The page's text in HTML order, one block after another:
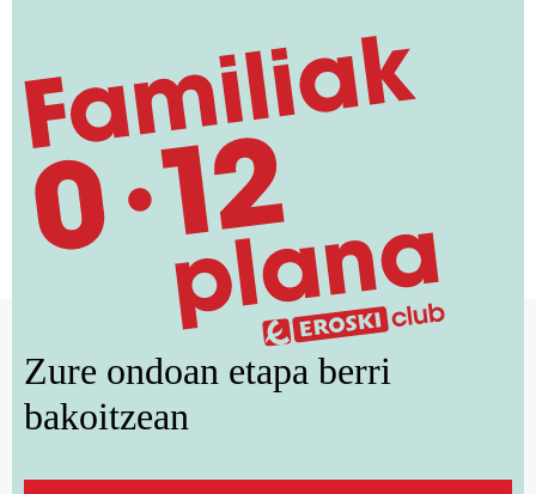
Zure ondoan etapa berri
bakoitzean